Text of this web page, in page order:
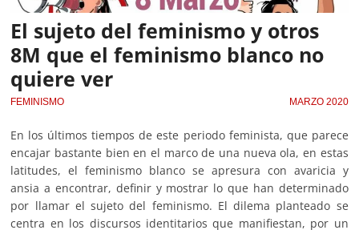
El sujeto del feminismo y otros
8M que el feminismo blanco no
quiere ver
FEMINISMO MARZO 2020
En los últimos tiempos de este periodo feminista, que parece
encajar bastante bien en el marco de una nueva ola, en estas
latitudes, el feminismo blanco se apresura con avaricia y
ansia a encontrar, definir y mostrar lo que han determinado
por llamar el sujeto del feminismo. El dilema planteado se
centra en los discursos identitarios que manifiestan, por un